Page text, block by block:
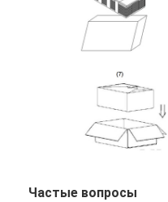
Частые вопросы